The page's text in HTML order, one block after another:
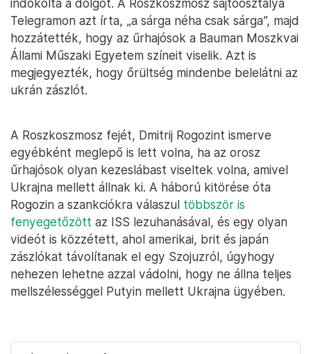
indokolta a dolgot. A Roszkoszmosz sajtóosztálya
Telegramon azt írta, „a sárga néha csak sárga”, majd
hozzátették, hogy az űrhajósok a Bauman Moszkvai
Állami Műszaki Egyetem színeit viselik. Azt is
megjegyezték, hogy őrültség mindenbe belelátni az
ukrán zászlót.
A Roszkoszmosz fejét, Dmitrij Rogozint ismerve
egyébként meglepő is lett volna, ha az orosz
űrhajósok olyan kezeslábast viseltek volna, amivel
Ukrajna mellett állnak ki. A háború kitörése óta
Rogozin a szankciókra válaszul többször is
fenyegetőzött az ISS lezuhanásával, és egy olyan
videót is közzétett, ahol amerikai, brit és japán
zászlókat távolítanak el egy Szojuzról, úgyhogy
nehezen lehetne azzal vádolni, hogy ne állna teljes
mellszélességgel Putyin mellett Ukrajna ügyében.